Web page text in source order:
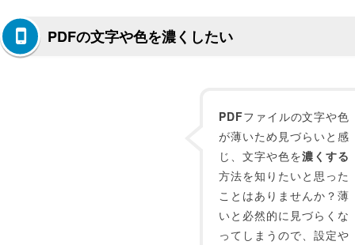
PDFの文字や色を濃くしたい
PDFファイルの文字や色
が薄いため見づらいと感
じ、文字や色を濃くする
方法を知りたいと思った
ことはありませんか？薄
いと必然的に見づらくな
ってしまうので、設定や